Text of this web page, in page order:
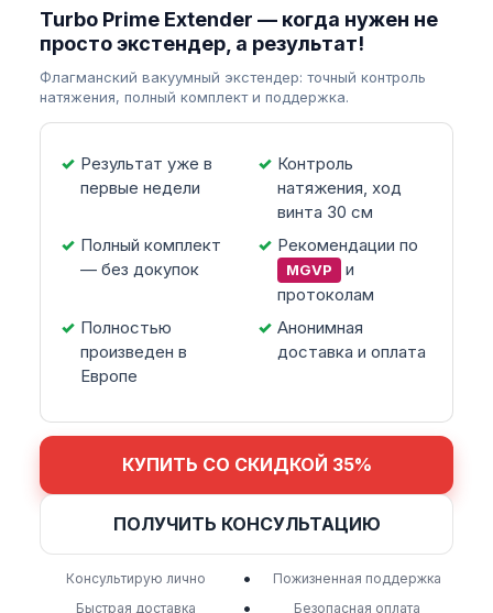
Turbo Prime Extender — когда нужен не
просто экстендер, а результат!
Флагманский вакуумный экстендер: точный контроль
натяжения, полный комплект и поддержка.
Результат уже в
первые недели
Контроль
натяжения, ход
винта 30 см
Полный комплект
— без докупок
Рекомендации по
MGVP
и
протоколам
Полностью
произведен в
Европе
Анонимная
доставка и оплата
КУПИТЬ СО СКИДКОЙ 35%
ПОЛУЧИТЬ КОНСУЛЬТАЦИЮ
Консультирую лично •
Пожизненная поддержка
Быстрая доставка
• Безопасная оплата